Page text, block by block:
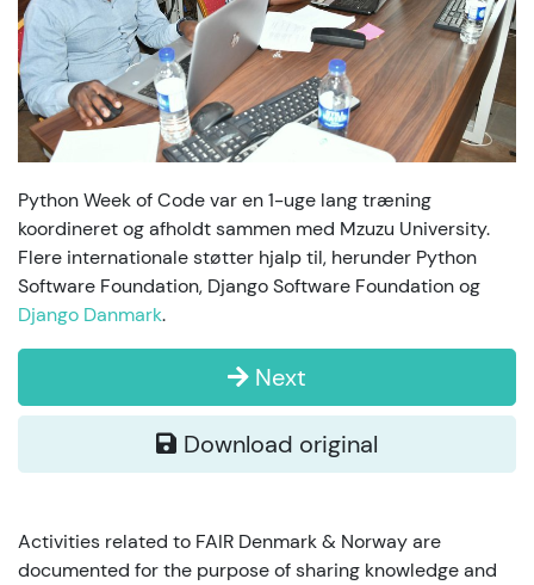
Python Week of Code var en 1-uge lang træning
koordineret og afholdt sammen med Mzuzu University.
Flere internationale støtter hjalp til, herunder Python
Software Foundation, Django Software Foundation og
Django Danmark.
Next
Download original
Activities related to FAIR Denmark & Norway are
documented for the purpose of sharing knowledge and